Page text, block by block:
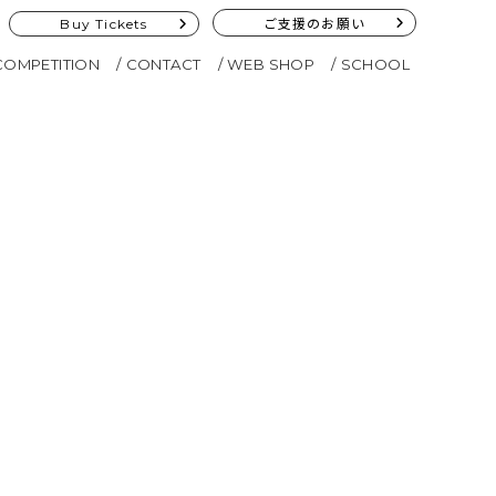
Buy Tickets ご支援のお願い
CONTACT WEB SHOP SCHOOL